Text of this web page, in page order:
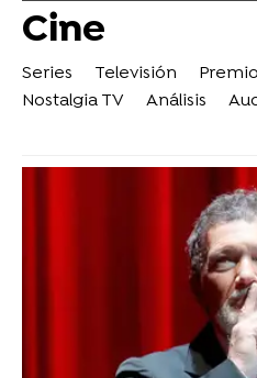
Cine
Series Televisión
Nostalgia TV
Análisis